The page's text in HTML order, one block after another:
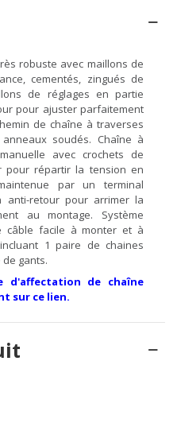
robuste avec maillons de
cementés, zingués de
de réglages en partie
pour ajuster parfaitement
de chaîne à traverses
soudés. Chaîne à
avec crochets de
répartir la tension en
par un terminal
anti-retour pour arrimer la
au montage. Système
câble facile à monter et à
1 paire de chaines
gants.
d'affectation de chaîne
sur ce lien.